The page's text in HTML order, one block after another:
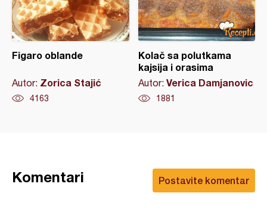
Figaro oblande
Autor: Zorica Stajić
4163
Kolač sa polutkama
kajsija i orasima
Autor: Verica Damjanovic
1881
Postavite komentar
Komentari